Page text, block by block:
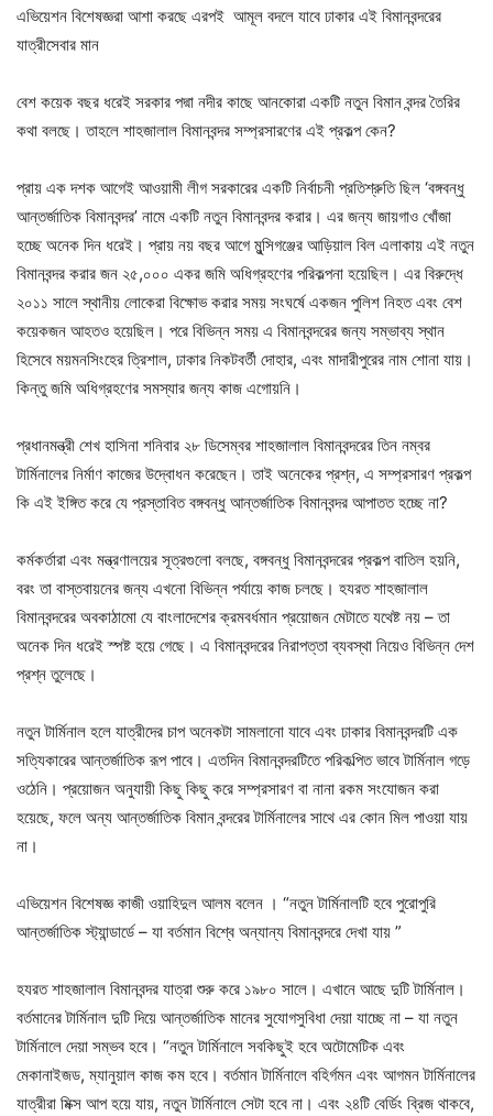
এভিয়েশন বিশেষজ্ঞরা আশা করছে এরপই আমূল বদলে যাবে ঢাকার এই বিমানবন্দরের
যাত্রীসেবার মান
বেশ কয়েক বছর ধরেই সরকার পদ্মা নদীর কাছে আনকোরা একটি নতুন বিমান বন্দর তৈরির
কথা বলছে। তাহলে শাহজালাল বিমানবন্দর সম্প্রসারণের এই প্রকল্প কেন?
প্রায় এক দশক আগেই আওয়ামী লীগ সরকারের একটি নির্বাচনী প্রতিশ্রুতি ছিল ‘বঙ্গবন্ধু
আন্তর্জাতিক বিমানবন্দর’ নামে একটি নতুন বিমানবন্দর করার। এর জন্য জায়গাও খোঁজা
হচ্ছে অনেক দিন ধরেই। প্রায় নয় বছর আগে মুন্সিগঞ্জের আড়িয়াল বিল এলাকায় এই নতুন
বিমানবন্দর করার জন ২৫,০০০ একর জমি অধিগ্রহণের পরিকল্পনা হয়েছিল। এর বিরুদ্ধে
২০১১ সালে স্থানীয় লোকেরা বিক্ষোভ করার সময় সংঘর্ষে একজন পুলিশ নিহত এবং বেশ
কয়েকজন আহতও হয়েছিল। পরে বিভিন্ন সময় এ বিমানবন্দরের জন্য সম্ভাব্য স্থান
হিসেবে ময়মনসিংহের ত্রিশাল, ঢাকার নিকটবর্তী দোহার, এবং মাদারীপুরের নাম শোনা যায়।
কিন্তু জমি অধিগ্রহণের সমস্যার জন্য কাজ এগোয়নি।
প্রধানমন্ত্রী শেখ হাসিনা শনিবার ২৮ ডিসেম্বর শাহজালাল বিমানবন্দরের তিন নম্বর
টার্মিনালের নির্মাণ কাজের উদ্বোধন করেছেন। তাই অনেকের প্রশ্ন, এ সম্প্রসারণ প্রকল্প
কি এই ইঙ্গিত করে যে প্রস্তাবিত বঙ্গবন্ধু আন্তর্জাতিক বিমানবন্দর আপাতত হচ্ছে না?
কর্মকর্তারা এবং মন্ত্রণালয়ের সূত্রগুলো বলছে, বঙ্গবন্ধু বিমানবন্দরের প্রকল্প বাতিল হয়নি,
বরং তা বাস্তবায়নের জন্য এখনো বিভিন্ন পর্যায়ে কাজ চলছে। হযরত শাহজালাল
বিমানবন্দরের অবকাঠামো যে বাংলাদেশের ক্রমবর্ধমান প্রয়োজন মেটাতে যথেষ্ট নয় – তা
অনেক দিন ধরেই স্পষ্ট হয়ে গেছে। এ বিমানবন্দরের নিরাপত্তা ব্যবস্থা নিয়েও বিভিন্ন দেশ
প্রশ্ন তুলেছে।
নতুন টার্মিনাল হলে যাত্রীদের চাপ অনেকটা সামলানো যাবে এবং ঢাকার বিমানবন্দরটি এক
সত্যিকারের আন্তর্জাতিক রূপ পাবে। এতদিন বিমানবন্দরটিতে পরিকল্পিত ভাবে টার্মিনাল গড়ে
ওঠেনি। প্রয়োজন অনুযায়ী কিছু কিছু করে সম্প্রসারণ বা নানা রকম সংযোজন করা
হয়েছে, ফলে অন্য আন্তর্জাতিক বিমান বন্দরের টার্মিনালের সাথে এর কোন মিল পাওয়া যায়
না।
এভিয়েশন বিশেষজ্ঞ কাজী ওয়াহিদুল আলম বলেন । “নতুন টার্মিনালটি হবে পুরোপুরি
আন্তর্জাতিক স্ট্যান্ডার্ডে – যা বর্তমান বিশ্বে অন্যান্য বিমানবন্দরে দেখা যায় ”
হযরত শাহজালাল বিমানবন্দর যাত্রা শুরু করে ১৯৮০ সালে। এখানে আছে দুটি টার্মিনাল।
বর্তমানের টার্মিনাল দুটি দিয়ে আন্তর্জাতিক মানের সুযোগসুবিধা দেয়া যাচ্ছে না – যা নতুন
টার্মিনালে দেয়া সম্ভব হবে। “নতুন টার্মিনালে সবকিছুই হবে অটোমেটিক এবং
মেকানাইজড, ম্যানুয়াল কাজ কম হবে। বর্তমান টার্মিনালে বহির্গমন এবং আগমন টার্মিনালের
যাত্রীরা মিক্স আপ হয়ে যায়, নতুন টার্মিনালে সেটা হবে না। এবং ২৪টি বের্ডিং ব্রিজ থাকবে,